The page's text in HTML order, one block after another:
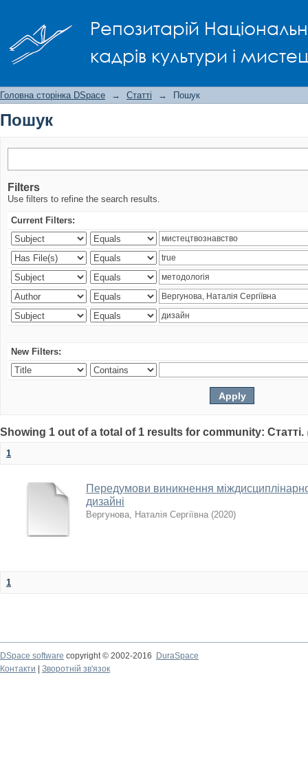
Репозитарій
кадрів культури і
Головна сторінка DSpace → Статті → Пошук
Пошук
Filters
Use filters to refine the search results.
Current Filters:
New Filters:
Showing 1 out of a total of 1 results for community: Статті.
1
Передумови виникнення
дизайні
Вергунова, Наталія Сергіївна (2020)
1
DSpace software copyright © 2002-2016
DuraSpace
Контакти
Зворотній зв'язок